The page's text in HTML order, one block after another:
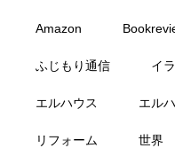
Amazon
ふじもり通信 イ
エルハウス エル
リフォーム 世界